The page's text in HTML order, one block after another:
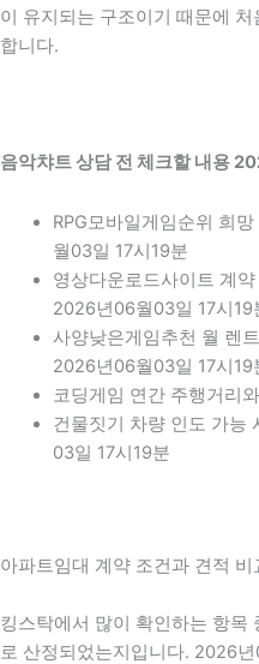
이 유지되는 구조이기 때문에
합니다.
음악챠트 상담 전 체크할 내용
RPG모바일게임순위 희
월03일 17시19분
영상다운로드사이트 계
2026년06월03일 17시19
사양낮은게임추천 월 렌
2026년06월03일 17시19
코딩게임 연간 주행거리
건물짓기 차량 인도 가능
03일 17시19분
아파트임대 계약 조건과 견적
킹스탁에서 많이 확인하는 항목
로 산정되었는지입니다. 2026